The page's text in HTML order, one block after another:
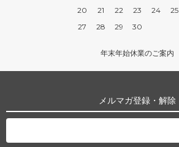
20
21 22 23 24 25
27
28 29 30
年末年始休業のご案内
メルマガ登録・解除